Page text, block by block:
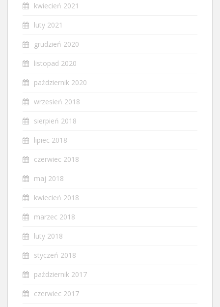
kwiecień 2021
luty 2021
grudzień 2020
listopad 2020
październik 2020
wrzesień 2018
sierpień 2018
lipiec 2018
czerwiec 2018
maj 2018
kwiecień 2018
marzec 2018
luty 2018
styczeń 2018
październik 2017
czerwiec 2017